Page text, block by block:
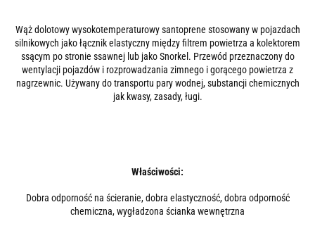
Wąż dolotowy wysokotemperaturowy santoprene stosowany w pojazdach
silnikowych jako łącznik elastyczny między filtrem powietrza a kolektorem
ssącym po stronie ssawnej lub jako Snorkel. Przewód przeznaczony do
wentylacji pojazdów i rozprowadzania zimnego i gorącego powietrza z
nagrzewnic. Używany do transportu pary wodnej, substancji chemicznych
jak kwasy, zasady, ługi.
Właściwości:
Dobra odporność na ścieranie, dobra elastyczność, dobra odporność
chemiczna, wygładzona ścianka wewnętrzna